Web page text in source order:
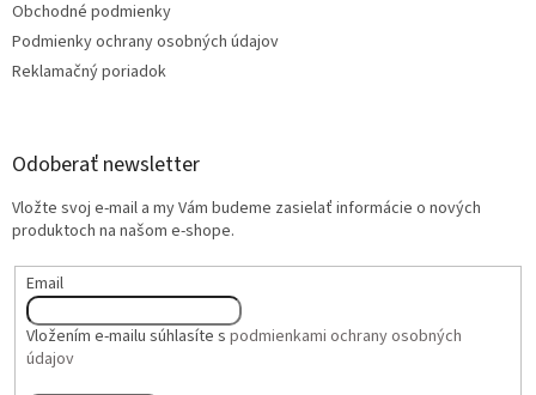
Obchodné podmienky
Podmienky ochrany osobných údajov
Reklamačný poriadok
Odoberať newsletter
Vložte svoj e-mail a my Vám budeme zasielať informácie o nových
produktoch na našom e-shope.
Email
Vložením e-mailu súhlasíte s podmienkami ochrany osobných
údajov